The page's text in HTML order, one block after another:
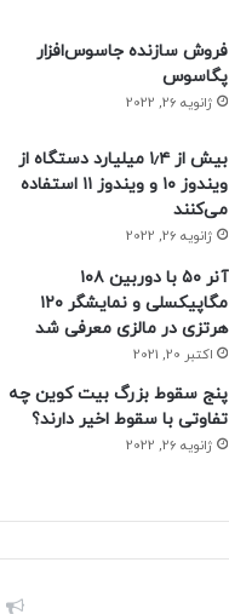
فروش سازنده جاسوس‌افزار
پگاسوس
ژانویه 26, 2022
بیش از ۱٫۴ میلیارد دستگاه از
ویندوز ۱۰ و ویندوز ۱۱ استفاده
می‌کنند
ژانویه 26, 2022
آنر ۵۰ با دوربین ۱۰۸
مگاپیکسلی و نمایشگر ۱۲۰
هرتزی در مالزی معرفی شد
اکتبر 20, 2021
پنج سقوط بزرگ بیت کوین چه
تفاوتی با سقوط اخیر دارند؟
ژانویه 26, 2022